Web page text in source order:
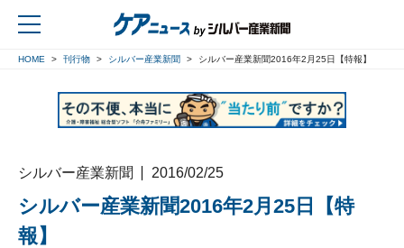
HOME 刊行物 シルバー産業新聞 シルバー産業新聞2016年2月25日【特報】
シルバー産業新聞 2016/02/25
シルバー産業新聞2016年2月25日【特
報】